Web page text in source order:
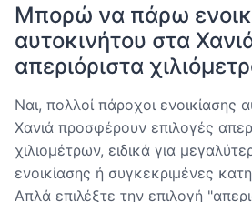
Μπορώ να πάρω
αυτοκινήτου στα
απεριόριστα
Ναι, πολλοί πάροχοι ενοικίασης
Χανιά προσφέρουν επιλογές
χιλιομέτρων, ειδικά για
ενοικίασης ή συγκεκριμένες
Απλά επιλέξτε την επιλογή